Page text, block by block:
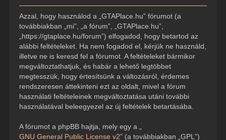
Azzal, hogy használod a „GTAPlace.hu” fórumot (a
továbbiakban „mi”, „a fórum”, „GTAPlace.hu”,
„https://gtaplace.hu/forum”) elfogadod, hogy betartod az
alábbi feltételeket. Ha nem fogadod el, kérjük ne használd,
illetve ne is keresd fel a fórumot. A feltételeket bármikor
megváltoztathatjuk, és habár a lehető legtöbbet
megtesszük, hogy értesítsünk a változásról, érdemes
rendszeresen áttekinteni ezt az oldalt, mivel a fórum
használati feltételeinek megváltoztatása utáni további
használatával beleegyezel az új feltételek betartásába.
A fórumot a phpBB hajtja, mely egy a „
GNU General Public License v2” (a továbbiakban „GPL”)